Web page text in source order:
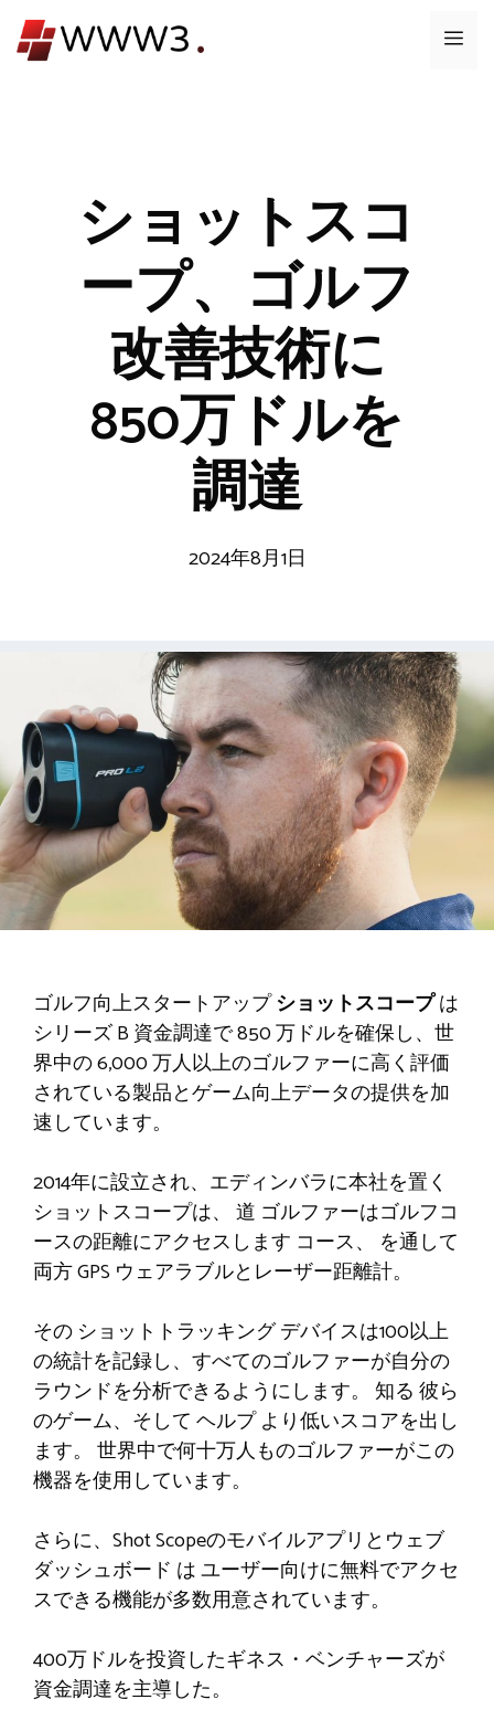
ン
メ
ショットスコ
ープ、ゴルフ
改善技術に
850万ドルを
調達
2024年8月1日
ゴルフ向上スタートアップショットスコープは
シリーズ B 資金調達で 850 万ドルを確保し、世
界中の 6,000 万人以上のゴルファーに高く評価
されている製品とゲーム向上データの提供を加
速しています。
2014年に設立され、エディンバラに本社を置く
ショットスコープは、 道 ゴルファーはゴルフコ
ースの距離にアクセスします コース、 を通して
両方GPS ウェアラブルとレーザー距離計。
その ショットトラッキングデバイスは100以上
の統計を記録し、すべてのゴルファーが自分の
ラウンドを分析できるようにします。 知る 彼ら
のゲーム、そして ヘルプより低いスコアを出し
ます。 世界中で何十万人ものゴルファーがこの
機器を使用しています。
さらに、Shot Scopeのモバイルアプリとウェブ
ダッシュボード はユーザー向けに無料でアクセ
スできる機能が多数用意されています。
400万ドルを投資したギネス・ベンチャーズが
資金調達を主導した。